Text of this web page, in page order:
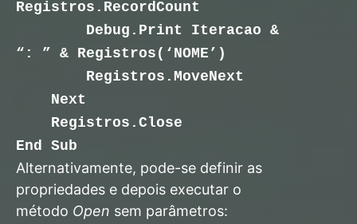
Registros.RecordCount
Debug.Print Iteracao &
“: ” & Registros(‘NOME’)
Registros.MoveNext
Next
Registros.Close
End Sub
Alternativamente, pode-se definir as
propriedades e depois executar o
método Open sem parâmetros: